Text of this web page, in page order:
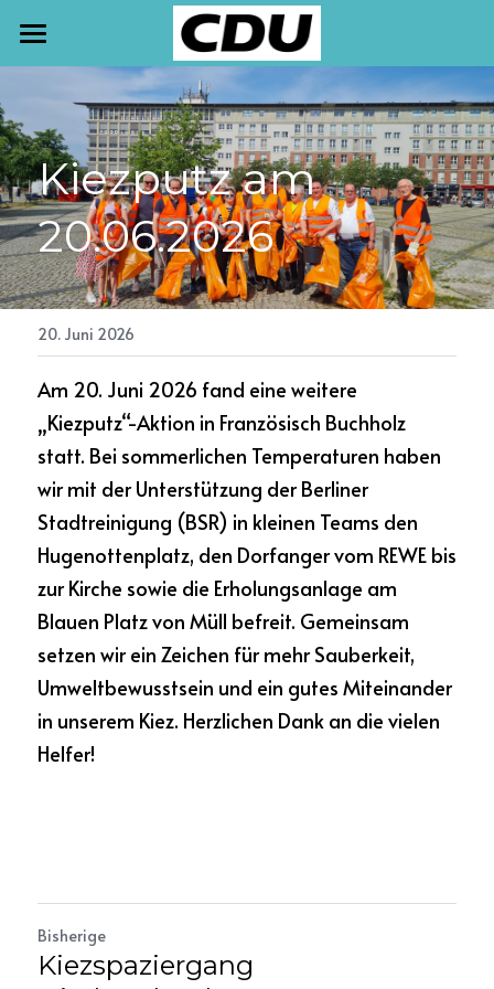
START
TERMINE
NEWSLETTER
AKTUELLES
PRESSE
MEINE ARBEIT
KONTAKT
Kiezputz am
20.06.2026
20. Juni 2026
Am 20. Juni 2026 fand eine weitere
„Kiezputz“-Aktion in Französisch Buchholz
statt. Bei sommerlichen Temperaturen haben
wir mit der Unterstützung der Berliner
Stadtreinigung (BSR) in kleinen Teams den
Hugenottenplatz, den Dorfanger vom REWE bis
zur Kirche sowie die Erholungsanlage am
Blauen Platz von Müll befreit. Gemeinsam
setzen wir ein Zeichen für mehr Sauberkeit,
Umweltbewusstsein und ein gutes Miteinander
in unserem Kiez. Herzlichen Dank an die vielen
Helfer!
Bisherige
Kiezspaziergang